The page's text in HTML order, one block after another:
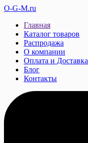
O-G-M.ru
Главная
Каталог товаров
Распродажа
О компании
Оплата и Доставка
Блог
Контакты